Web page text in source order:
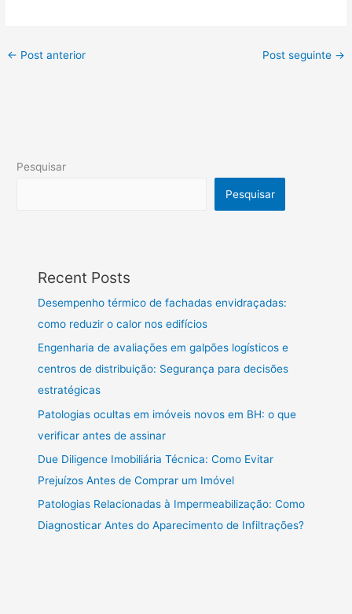
← Post anterior Post seguinte →
Pesquisar
Pesquisar
Recent Posts
Desempenho térmico de fachadas envidraçadas:
como reduzir o calor nos edifícios
Engenharia de avaliações em galpões logísticos e
centros de distribuição: Segurança para decisões
estratégicas
Patologias ocultas em imóveis novos em BH: o que
verificar antes de assinar
Due Diligence Imobiliária Técnica: Como Evitar
Prejuízos Antes de Comprar um Imóvel
Patologias Relacionadas à Impermeabilização: Como
Diagnosticar Antes do Aparecimento de Infiltrações?